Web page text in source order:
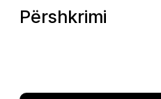
Përshkrimi